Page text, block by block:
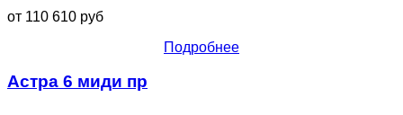
от 110 610 руб
Подробнее
Астра 6 миди пр